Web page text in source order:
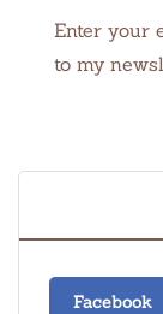
Enter your
to my
Facebook